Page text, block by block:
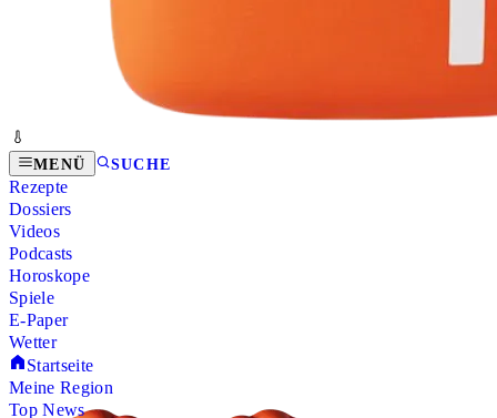
MENÜ SUCHE
Rezepte
Dossiers
Videos
Podcasts
Horoskope
Spiele
E-Paper
Wetter
Startseite
Meine Region
Top News